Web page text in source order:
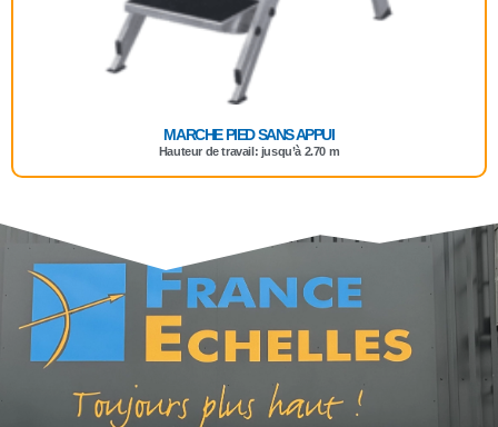
MARCHE PIED SANS APPUI
Hauteur de travail: jusqu’à 2.70 m